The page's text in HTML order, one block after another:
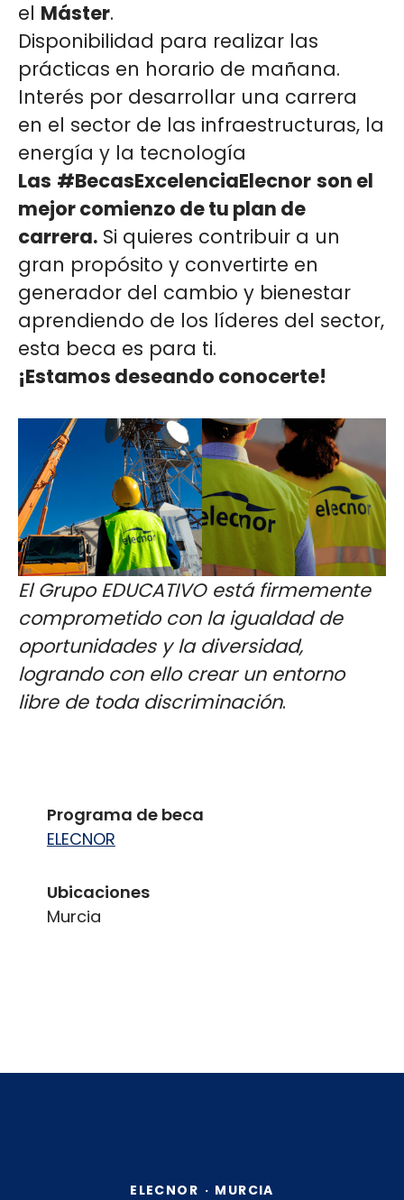
el Máster.
Disponibilidad para realizar las
prácticas en horario de mañana.
Interés por desarrollar una carrera
en el sector de las infraestructuras, la
energía y la tecnología
Las #BecasExcelenciaElecnor son el
mejor comienzo de tu plan de
carrera. Si quieres contribuir a un
gran propósito y convertirte en
generador del cambio y bienestar
aprendiendo de los líderes del sector,
esta beca es para ti.
¡Estamos deseando conocerte!
El Grupo EDUCATIVO está firmemente
comprometido con la igualdad de
oportunidades y la diversidad,
logrando con ello crear un entorno
libre de toda discriminación.
Programa de beca
ELECNOR
Ubicaciones
Murcia
ELECNOR · MURCIA